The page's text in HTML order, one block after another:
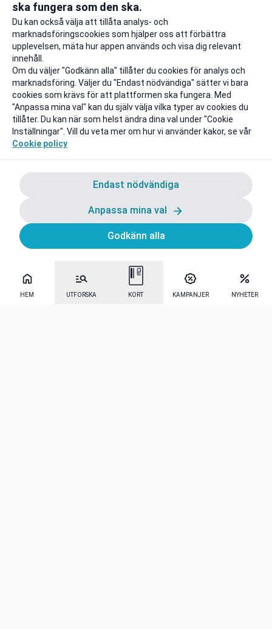
HEM UTFORSKA KORT KAMPANJER NYHETER
Rapportera ett problem
ska fungera som den ska.
Du kan också välja att tillåta analys- och
marknadsföringscookies som hjälper oss att förbättra
upplevelsen, mäta hur appen används och visa dig relevant
innehåll.
Om du väljer "Godkänn alla" tillåter du cookies för analys och
marknadsföring. Väljer du "Endast nödvändiga" sätter vi bara
cookies som krävs för att plattformen ska fungera. Med
"Anpassa mina val" kan du själv välja vilka typer av cookies du
tillåter. Du kan när som helst ändra dina val under "Cookie
Inställningar". Vill du veta mer om hur vi använder kakor, se vår
Cookie policy
Endast nödvändiga
Anpassa mina val
Godkänn alla